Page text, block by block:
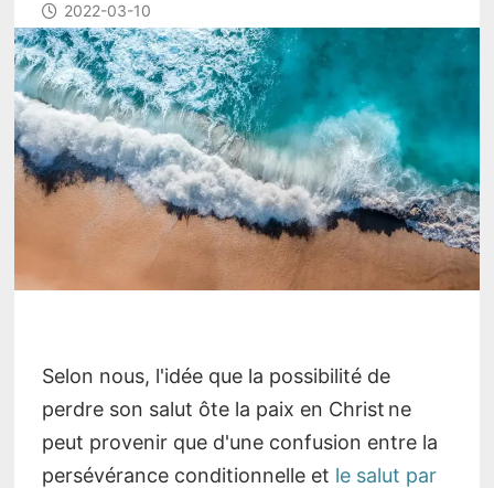
2022-03-10
Selon nous, l'idée que la possibilité de
perdre son salut ôte la paix en Christ ne
peut provenir que d'une confusion entre la
persévérance conditionnelle et le salut par